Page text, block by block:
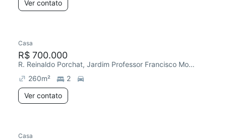
Ver contato
Casa
R$ 700.000
R. Reinaldo Porchat, Jardim Professor Francisco Morato
260m²
2
Ver contato
Casa